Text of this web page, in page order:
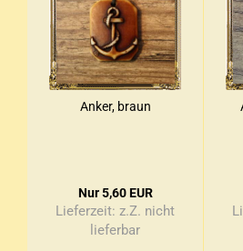
Anker, braun
Nur 5,60 EUR
Lieferzeit: z.Z. nicht
lieferbar